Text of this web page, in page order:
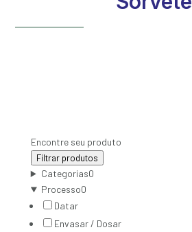
Encontre seu produto
Filtrar produtos
Categorias0
Processo0
Datar
Envasar / Dosar